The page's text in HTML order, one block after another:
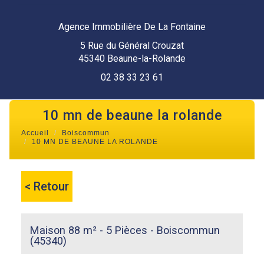
Agence Immobilière De La Fontaine
5 Rue du Général Crouzat
45340 Beaune-la-Rolande
02 38 33 23 61
10 mn de beaune la rolande
Accueil
Boiscommun
10 MN DE BEAUNE LA ROLANDE
< Retour
Maison 88 m² - 5 Pièces - Boiscommun
(45340)